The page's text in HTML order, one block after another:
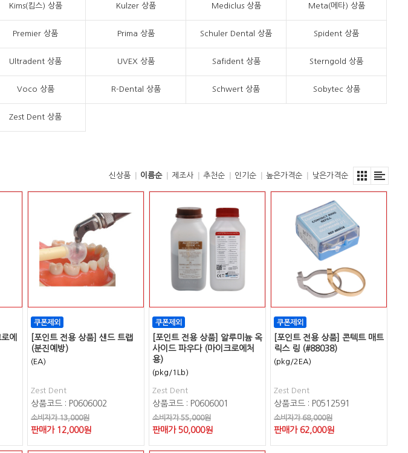
Kims(킴스) 상품 Kulzer 상품 Mediclus 상품 Meta(메타) 상품
Premier 상품 Prima 상품 Schuler Dental 상품 Spident 상품
Ultradent 상품 UVEX 상품 Safident 상품 Sterngold 상품
Voco 상품 R-Dental 상품 Schwert 상품 Sobytec 상품
Zest Dent 상품
신상품 이름순 제조사 추천순 인기순 높은가격순 낮은가격순
에
[포인트 전용 상품] 샌드 트랩
(분진예방)
(EA)
Zest Dent
상품코드 : P0606002
소비자가 13,000원
판매가 12,000원
[포인트 전용 상품] 알루미늄 옥
사이드 파우다 (마이크로에처
용)
(pkg/1Lb)
Zest Dent
상품코드 : P0606001
소비자가 55,000원
판매가 50,000원
[포인트 전용 상품] 콘텍트 매트
릭스 링 (#88038)
(pkg/2EA)
Zest Dent
상품코드 : P0512591
소비자가 68,000원
판매가 62,000원